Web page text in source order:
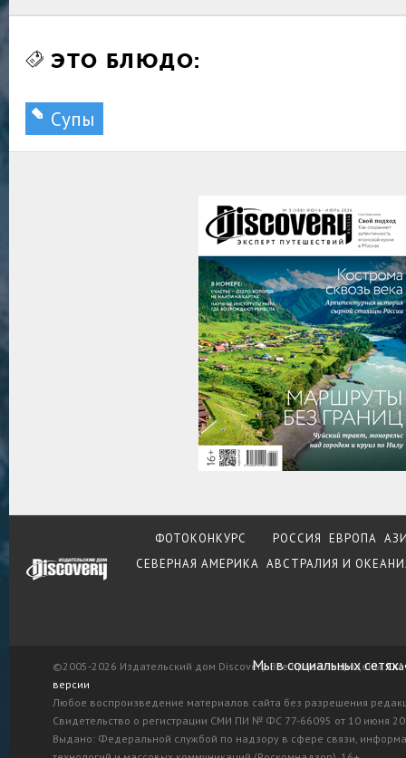
ЭТО БЛЮДО:
Супы
ФОТОКОНКУРС РОССИЯ ЕВРОПА
СЕВЕРНАЯ АМЕРИКА АВСТРАЛИЯ И
©2005-2026 Издательский дом Discovery. Все права защищены.
версии
Любое воспроизведение материалов сайта без разрешения
Свидетельство о регистрации СМИ ПИ № ФС 77-66095 от 10 июня
Выдано: Федеральной службой по надзору в сфере связи,
Мы в социальных сетях: